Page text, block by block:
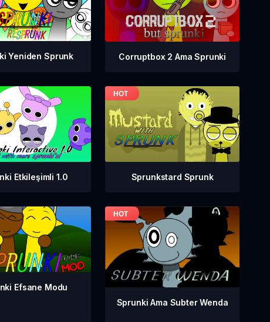
Yeniden Sprunk Corruptbox 2 Ama Sprunki
Etkileşimli 1.0 Sprunkstard Sprunk
Efsane Modu
Sprunki Ama Subter Wenda